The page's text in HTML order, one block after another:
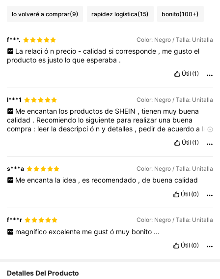
lo volveré a comprar(9) rapidez logística(15) bonito(100+)
f***. Color: Negro / Talla: Unitalla
La relaci ó n precio - calidad si corresponde , me gusto el
productoes justo loqueesperaba .
Útil (1)
l***1 Color: Negro / Talla: Unitalla
Me encantan los productos de SHEIN , tienen muy buena
calidad . Recomiendo losiguiente para realizar una buena
compra : leer ladescripció nydetalles , pedirdeacuerdoa la
as
Útil (1)
s***a Color: Negro / Talla: Unitalla
Me encanta la idea , es recomendado , de buena calidad
Útil (0)
f***r Color: Negro / Talla: Unitalla
magnifico excelente me gust ó muy bonito ...
Útil (0)
Detalles Del Producto